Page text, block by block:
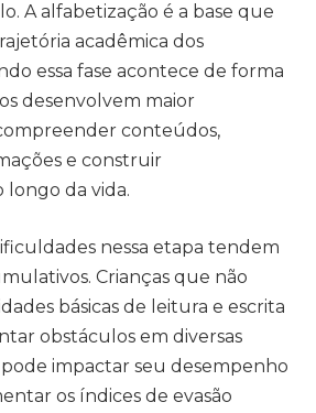
A alfabetização é a base que
acadêmica dos
essa fase acontece de forma
desenvolvem maior
conteúdos,
e construir
da vida.
nessa etapa tendem
Crianças que não
básicas de leitura e escrita
obstáculos em diversas
impactar seu desempenho
os índices de evasão